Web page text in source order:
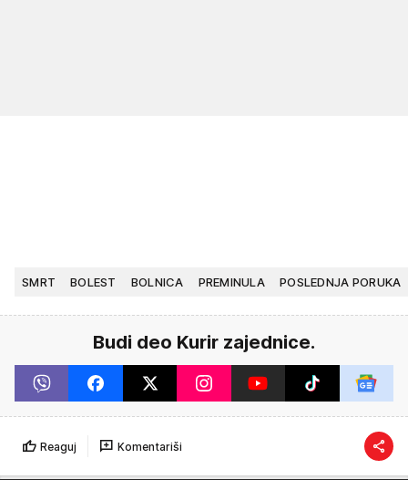
SMRT BOLEST BOLNICA PREMINULA POSLEDNJA PORUKA
Budi deo Kurir zajednice.
Reaguj Komentariši